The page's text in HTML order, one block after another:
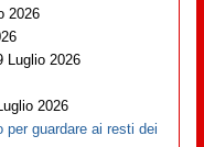
2026
Luglio 2026
2026
per guardare ai resti dei